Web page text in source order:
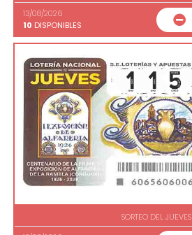
13/08/2026
10 DISPONIBLES
SORTEO DEL JUEVES